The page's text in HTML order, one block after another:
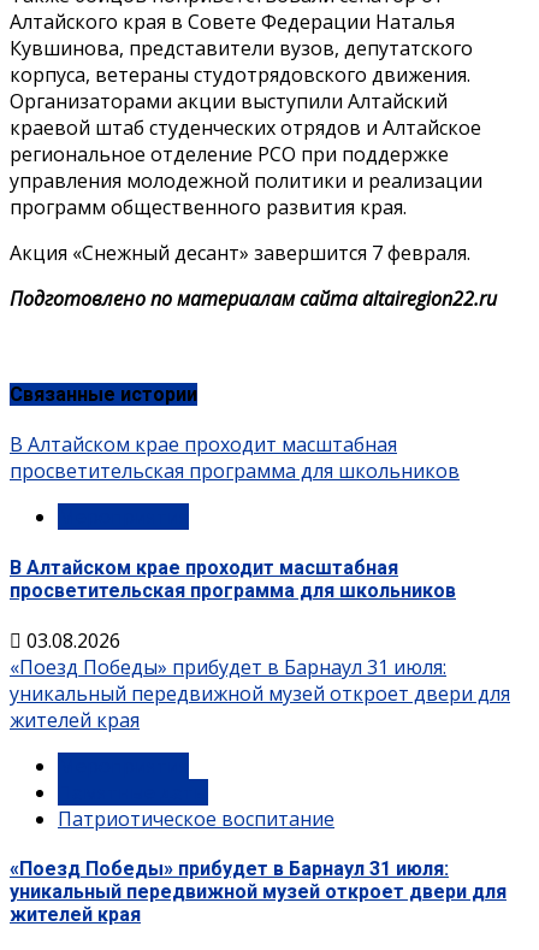
Алтайского края в Совете Федерации Наталья
Кувшинова, представители вузов, депутатского
корпуса, ветераны студотрядовского движения.
Организаторами акции выступили Алтайский
краевой штаб студенческих отрядов и Алтайское
региональное отделение РСО при поддержке
управления молодежной политики и реализации
программ общественного развития края.
Акция «Снежный десант» завершится 7 февраля.
Подготовлено по материалам сайта altairegion22.ru
Связанные истории
В Алтайском крае проходит масштабная
просветительская программа для школьников
В Алтайском крае проходит масштабная
просветительская программа для школьников
03.08.2026
«Поезд Победы» прибудет в Барнаул 31 июля:
уникальный передвижной музей откроет двери для
жителей края
Патриотическое воспитание
«Поезд Победы» прибудет в Барнаул 31 июля:
уникальный передвижной музей откроет двери для
жителей края